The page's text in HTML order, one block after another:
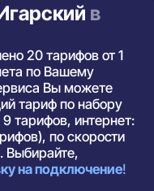
в
20 тарифов от 1
по Вашему
Вы можете
тариф по набору
тарифов, интернет:
по скорости
Выбирайте,
на подключение!